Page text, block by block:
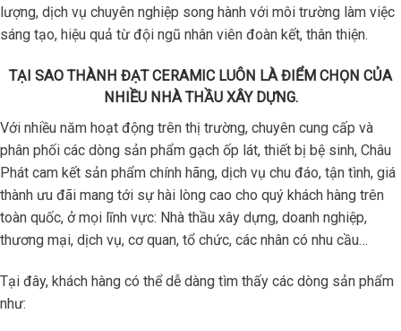
lượng, dịch vụ chuyên nghiệp song hành với môi trường làm việc
sáng tạo, hiệu quả từ đội ngũ nhân viên đoàn kết, thân thiện.
TẠI SAO THÀNH ĐẠT CERAMIC LUÔN LÀ ĐIỂM CHỌN CỦA
NHIỀU NHÀ THẦU XÂY DỰNG.
Với nhiều năm hoạt động trên thị trường, chuyên cung cấp và
phân phối các dòng sản phẩm gạch ốp lát, thiết bị bệ sinh, Châu
Phát cam kết sản phẩm chính hãng, dịch vụ chu đáo, tận tình, giá
thành ưu đãi mang tới sự hài lòng cao cho quý khách hàng trên
toàn quốc, ở mọi lĩnh vực: Nhà thầu xây dựng, doanh nghiệp,
thương mại, dịch vụ, cơ quan, tổ chức, các nhân có nhu cầu…
Tại đây, khách hàng có thể dễ dàng tìm thấy các dòng sản phẩm
như: